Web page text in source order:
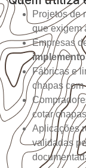
Projetos de
que exigem
Empresas
Fábricas e
chapas
cotar
Aplicações
validadas